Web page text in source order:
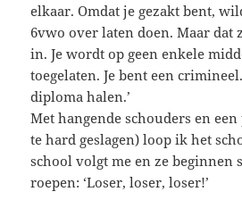
elkaar. Omdat je gezakt bent,
6vwo over laten doen. Maar dat
in. Je wordt op geen enkele
toegelaten. Je bent een
diploma halen.’
Met hangende schouders en
te hard geslagen) loop ik het
school volgt me en ze beginnen
roepen: ‘Loser, loser, loser!’